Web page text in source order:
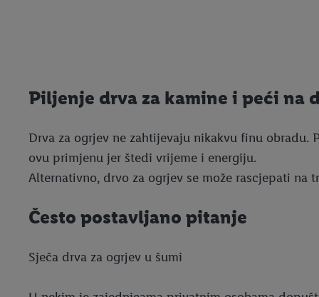
Piljenje drva za kamine i peći na
Drva za ogrjev ne zahtijevaju nikakvu finu
ovu primjenu jer štedi vrijeme i energiju.
Alternativno, drvo za ogrjev se može rascjepati na
Često postavljano pitanje
Sječa drva za ogrjev u šumi